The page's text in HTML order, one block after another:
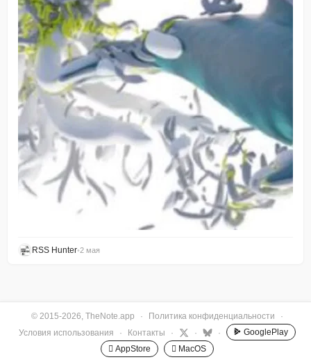
RSS Hunter•2 мая
© 2015-2026, TheNote.app · Политика конфиденциальности
·
Условия использования
· Контакты · · ·
GooglePlay
 AppStore
 MacOS